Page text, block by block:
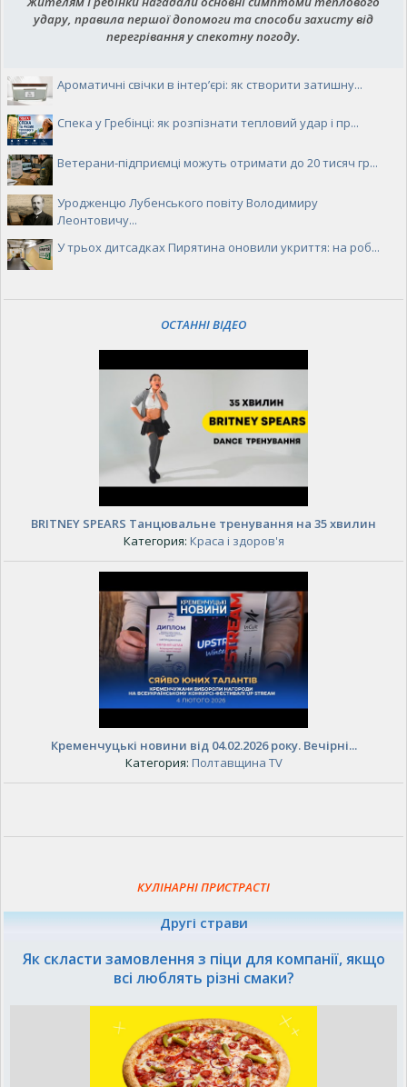
удару, правила першої допомоги та способи захисту від
перегрівання у спекотну погоду.
Ароматичні свічки в інтер’єрі: як створити затишну...
Спека у Гребінці: як розпізнати тепловий удар і пр...
Ветерани-підприємці можуть отримати до 20 тисяч гр...
Уродженцю Лубенського повіту Володимиру
Леонтовичу...
У трьох дитсадках Пирятина оновили укриття: на роб...
ОСТАННІ ВІДЕО
BRITNEY SPEARS Танцювальне тренування на 35 хвилин
Категория: Краса і здоров'я
Кременчуцькі новини від 04.02.2026 року. Вечірні...
Категория: Полтавщина TV
КУЛІНАРНІ ПРИСТРАСТІ
Другі страви
Як скласти замовлення з піци для компанії, якщо
всі люблять різні смаки?